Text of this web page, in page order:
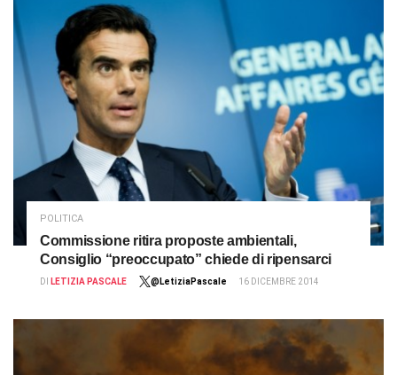
POLITICA
Commissione ritira proposte ambientali,
Consiglio “preoccupato” chiede di ripensarci
DI LETIZIA PASCALE @LetiziaPascale 16 DICEMBRE 2014